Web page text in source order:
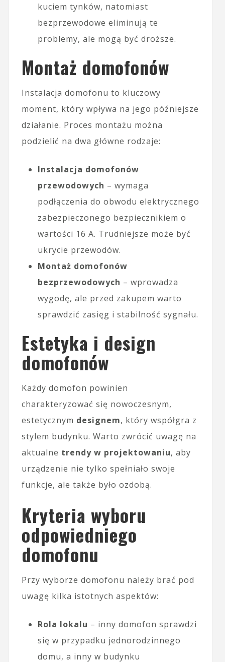
kuciem tynków, natomiast
bezprzewodowe eliminują te
problemy, ale mogą być droższe.
Montaż domofonów
Instalacja domofonu to kluczowy
moment, który wpływa na jego późniejsze
działanie. Proces montażu można
podzielić na dwa główne rodzaje:
Instalacja domofonów
przewodowych – wymaga
podłączenia do obwodu elektrycznego
zabezpieczonego bezpiecznikiem o
wartości 16 A. Trudniejsze może być
ukrycie przewodów.
Montaż domofonów
bezprzewodowych – wprowadza
wygodę, ale przed zakupem warto
sprawdzić zasięg i stabilność sygnału.
Estetyka i design
domofonów
Każdy domofon powinien
charakteryzować się nowoczesnym,
estetycznym designem, który współgra z
stylem budynku. Warto zwrócić uwagę na
aktualne trendy w projektowaniu, aby
urządzenie nie tylko spełniało swoje
funkcje, ale także było ozdobą.
Kryteria wyboru
odpowiedniego
domofonu
Przy wyborze domofonu należy brać pod
uwagę kilka istotnych aspektów:
Rola lokalu – inny domofon sprawdzi
się w przypadku jednorodzinnego
domu, a inny w budynku